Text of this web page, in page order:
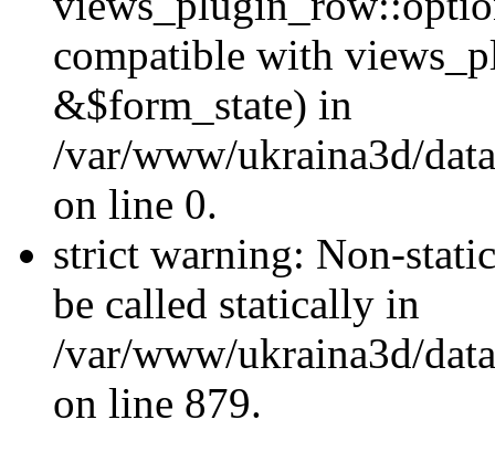
compatible with
&$form_state) in
/var/www/ukraina3d/
on line 0.
strict warning: Non-
be called statically in
/var/www/ukraina3d/
on line 879.